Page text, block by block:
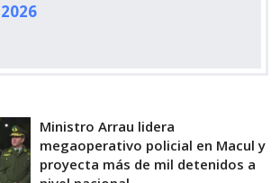
Ministro Arrau lidera
megaoperativo policial en Macul y
proyecta más de mil detenidos a